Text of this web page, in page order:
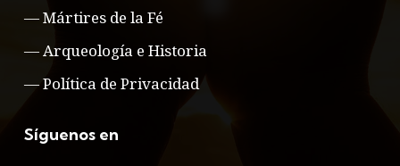
—Mártires de la Fé
—Arqueología e Historia
—Política de Privacidad
Síguenos en